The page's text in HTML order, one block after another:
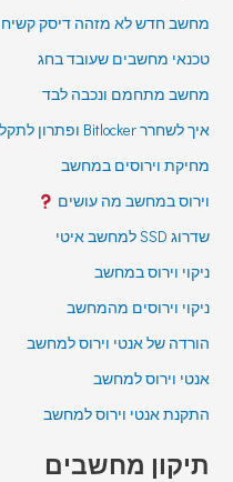
מחשב חדש לא מזהה דיסק קשיח
טכנאי מחשבים שעובד בחג
מחשב מתחמם ונכבה לבד
איך לשחרר Bitlocker ופתרון לתקלה
מחיקת וירוסים במחשב
וירוס במחשב מה עושים
שדרוג SSD למחשב איטי
ניקוי וירוס במחשב
ניקוי וירוסים מהמחשב
הורדה של אנטי וירוס למחשב
אנטי וירוס למחשב
התקנת אנטי וירוס למחשב
תיקון מחשבים